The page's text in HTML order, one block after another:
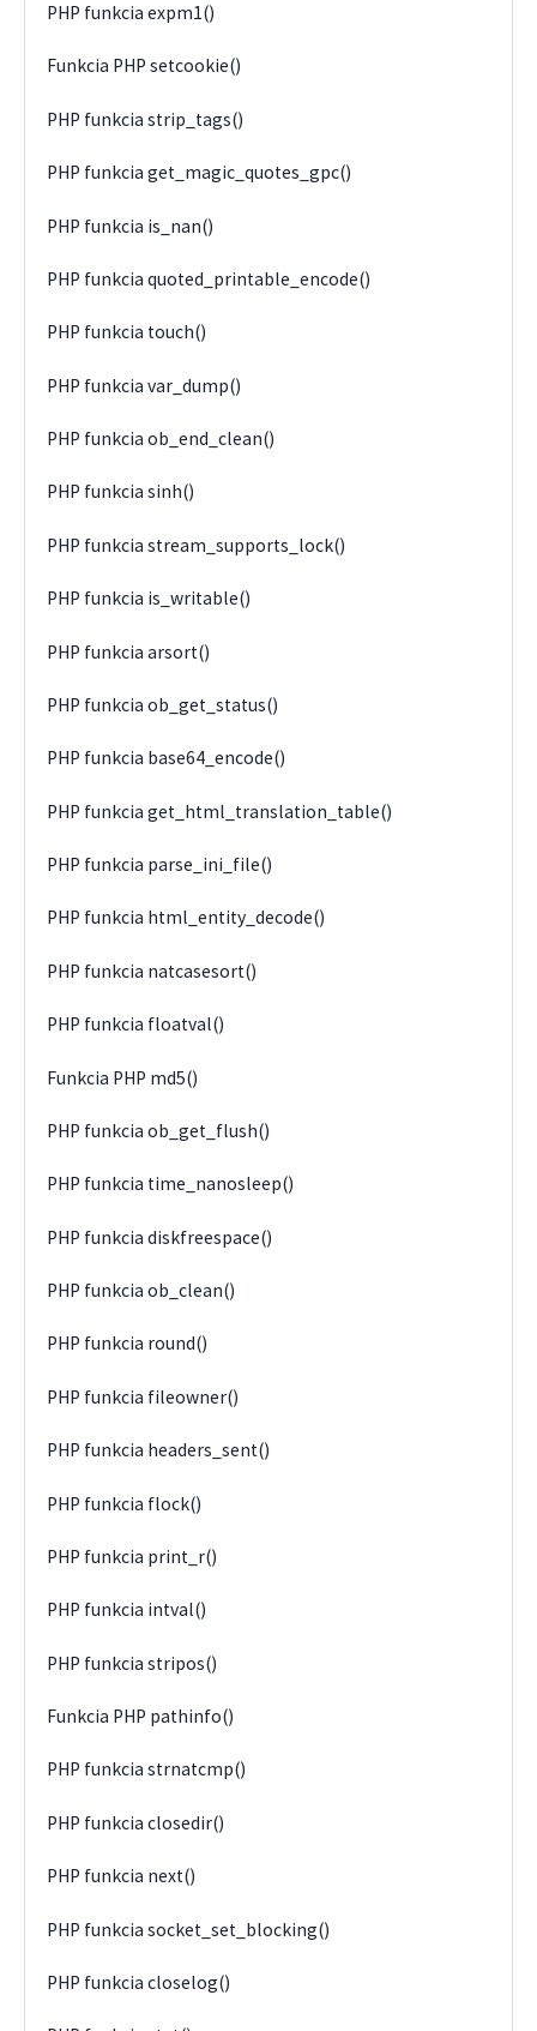
PHP funkcia expm1()
Funkcia PHP setcookie()
PHP funkcia strip_tags()
PHP funkcia get_magic_quotes_gpc()
PHP funkcia is_nan()
PHP funkcia quoted_printable_encode()
PHP funkcia touch()
PHP funkcia var_dump()
PHP funkcia ob_end_clean()
PHP funkcia sinh()
PHP funkcia stream_supports_lock()
PHP funkcia is_writable()
PHP funkcia arsort()
PHP funkcia ob_get_status()
PHP funkcia base64_encode()
PHP funkcia get_html_translation_table()
PHP funkcia parse_ini_file()
PHP funkcia html_entity_decode()
PHP funkcia natcasesort()
PHP funkcia floatval()
Funkcia PHP md5()
PHP funkcia ob_get_flush()
PHP funkcia time_nanosleep()
PHP funkcia diskfreespace()
PHP funkcia ob_clean()
PHP funkcia round()
PHP funkcia fileowner()
PHP funkcia headers_sent()
PHP funkcia flock()
PHP funkcia print_r()
PHP funkcia intval()
PHP funkcia stripos()
Funkcia PHP pathinfo()
PHP funkcia strnatcmp()
PHP funkcia closedir()
PHP funkcia next()
PHP funkcia socket_set_blocking()
PHP funkcia closelog()